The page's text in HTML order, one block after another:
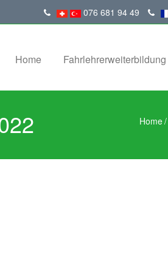
076 681 94 49
Home Fahrlehrerweiterbildung
Home/